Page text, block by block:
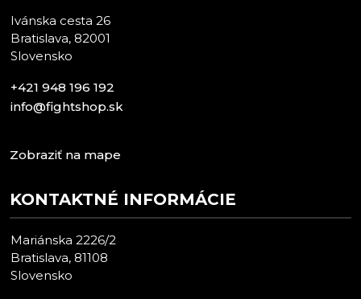
Ivánska cesta 26
Bratislava, 82001
Slovensko
+421 948 196 192
info@fightshop.sk
Zobraziť na mape
KONTAKTNÉ INFORMÁCIE
Mariánska 2226/2
Bratislava, 81108
Slovensko